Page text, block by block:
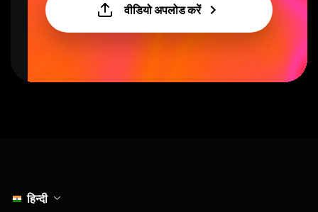
वीडियो अपलोड करें
हिन्दी